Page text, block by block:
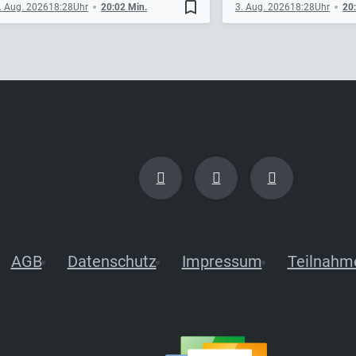
Aug. 202618:28 20:02 Min. bookmark_border 3. Aug. 202618:28
AGB Datenschutz Impressum